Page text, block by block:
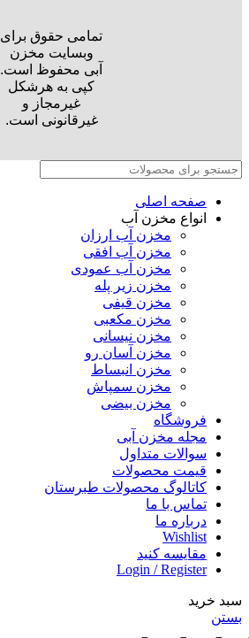
تمامی حقوق برای
وبسایت مخزن
آبی محفوظ است.
کپی به هرشکل
غیرمجاز و
غیرقانونی است.
صفحه اصلی
انواع مخزن آب
مخزن آب ارزان
مخزن آب افقی
مخزن آب عمودی
مخزن زیر پله
مخزن قیفی
مخزن مکعبی
مخزن نیسانی
مخزن آسان رو
مخزن انبساط
مخزن سمپاش
مخزن بیضی
فروشگاه
مجله مخزن آبی
سوالات متداول
قیمت محصولات
کاتالوگ محصولات طبرستان
تماس با ما
درباره ما
Wishlist
مقایسه کنید
Login / Register
سبد خرید
بستن